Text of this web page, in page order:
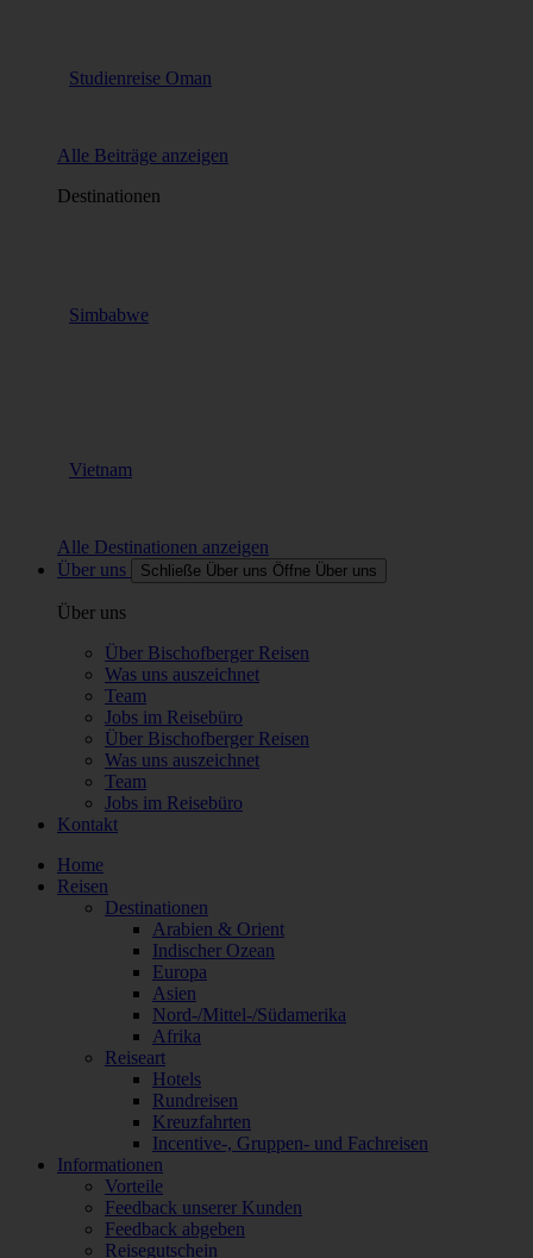
Studienreise Oman
Alle Beiträge anzeigen
Destinationen
Simbabwe
Vietnam
Alle Destinationen anzeigen
Über uns
Schließe Über uns Öffne Über uns
Über uns
Über Bischofberger Reisen
Was uns auszeichnet
Team
Jobs im Reisebüro
Über Bischofberger Reisen
Was uns auszeichnet
Team
Jobs im Reisebüro
Kontakt
Home
Reisen
Destinationen
Arabien & Orient
Indischer Ozean
Europa
Asien
Nord-/Mittel-/Südamerika
Afrika
Reiseart
Hotels
Rundreisen
Kreuzfahrten
Incentive-, Gruppen- und Fachreisen
Informationen
Vorteile
Feedback unserer Kunden
Feedback abgeben
Reisegutschein